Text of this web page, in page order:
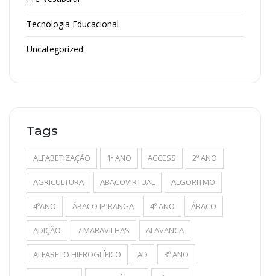
Tecnologia Educacional
Uncategorized
Tags
ALFABETIZAÇÃO 1º ANO ACCESS 2º ANO
AGRICULTURA ABACOVIRTUAL ALGORITMO
4ºANO ÁBACO IPIRANGA 4º ANO ÁBACO
ADIÇÃO 7 MARAVILHAS ALAVANCA
ALFABETO HIEROGLÍFICO AD 3º ANO